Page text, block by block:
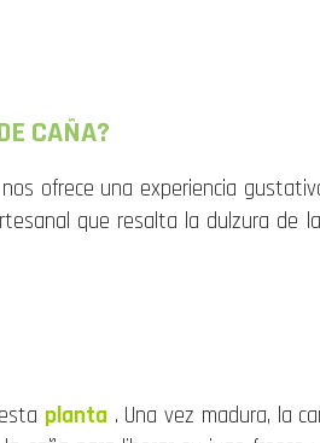
CAÑA?
ofrece una experiencia
que resalta la dulzura de
planta . Una vez madura, la